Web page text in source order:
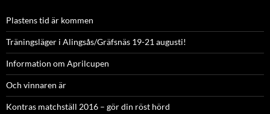
Plastens tid är kommen
Träningsläger i Alingsås/Gräfsnäs 19-21 augusti!
Information om Aprilcupen
Och vinnaren är
Kontras matchställ 2016 – gör din röst hörd